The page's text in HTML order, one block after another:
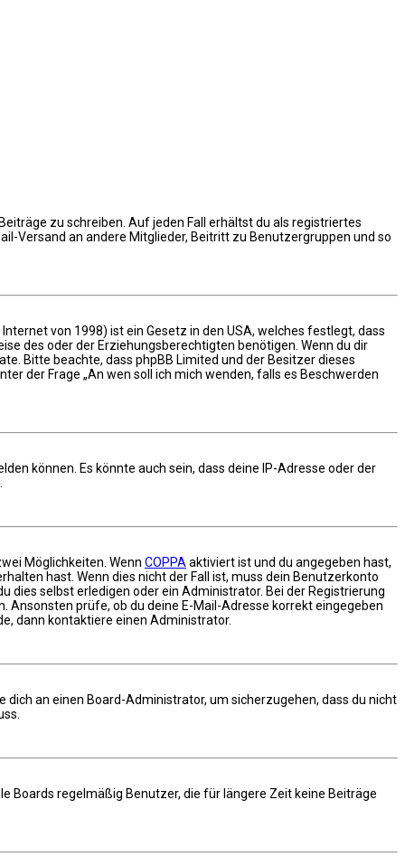
zu schreiben. Auf jeden Fall erhältst du als registriertes
Versand an andere Mitglieder, Beitritt zu Benutzergruppen und so
von 1998) ist ein Gesetz in den USA, welches festlegt, dass
des oder der Erziehungsberechtigten benötigen. Wenn du dir
Bitte beachte, dass phpBB Limited und der Besitzer dieses
der Frage „An wen soll ich mich wenden, falls es Beschwerden
können. Es könnte auch sein, dass deine IP-Adresse oder der
Möglichkeiten. Wenn COPPAaktiviert ist und du angegeben hast,
hast. Wenn dies nicht der Fall ist, muss dein Benutzerkonto
selbst erledigen oder ein Administrator. Bei der Registrierung
prüfe, ob du deine E-Mail-Adresse korrekt eingegeben
dann kontaktiere einen Administrator.
dich an einen Board-Administrator, um sicherzugehen, dass du nicht
Boards regelmäßig Benutzer, die für längere Zeit keine Beiträge